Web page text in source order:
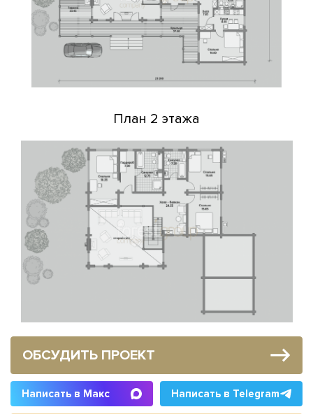
План 2 этажа
ОБСУДИТЬ ПРОЕКТ
Написать в Макс Написать в Telegram